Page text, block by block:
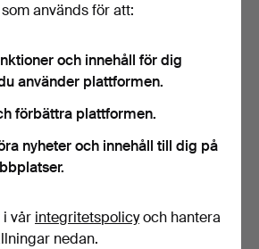
delar,
MATSALSMÖBLEMANG, 9
delar, "Axet", gustavi…
Klubbades 21 mar 2024
16 bud
används för att:
och innehåll för dig
använder plattformen.
förbättra plattformen.
nyheter och innehåll till dig på
i vår integritetspolicyoch hantera
nedan.